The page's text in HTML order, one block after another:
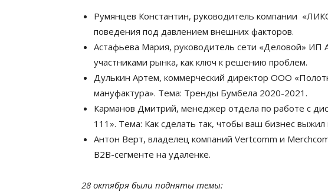
Румянцев Константин, руководитель компании
поведения под давлением внешних факторов.
Астафьева Мария, руководитель сети «Деловой» ИП
участниками рынка, как ключ к решению проблем.
Дулькин Артем, коммерческий директор ООО
мануфактура». Тема: Тренды Бумбела 2020-2021.
Карманов Дмитрий, менеджер отдела по работе с
111». Тема: Как сделать так, чтобы ваш бизнес выжил
Антон Верт, владелец компаний Vertcomm и
B2B-сегменте на удаленке.
28 октября были подняты темы: